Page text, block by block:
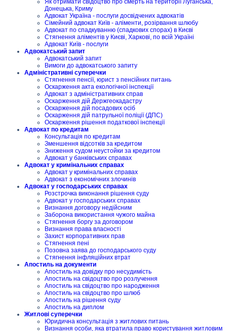
Як отримати свідоцтво про смерть на території Луганська,
Донецька, Криму
Адвокат Україна - послуги досвідчених адвокатів
Сімейний адвокат Київ - аліменти, розірвання шлюбу
Адвокат по спадкуванню (спадкових спорах) в Києві
Стягнення аліментів у Києві, Харкові, по всій Україні
Адвокат Київ - послуги
Адвокатський запит
Адвокатський запит
Вимоги до адвокатського запиту
Адміністративні суперечки
Стягнення пенсії, юрист з пенсійних питань
Оскарження акта екологічної інспекції
Адвокат з адміністративних справ
Оскарження дій Держгеокадастру
Оскарження дій посадових осіб
Оскарження дій патрульної поліції (ДПС)
Оскарження рішення податкової інспекції
Адвокат по кредитам
Консультація по кредитам
Зменшення відсотків за кредитом
Зниження судом неустойки за кредитом
Адвокат у банківських справах
Адвокат у кримінальних справах
Адвокат у кримінальних справах
Адвокат з економічних злочинів
Адвокат у господарських справах
Розстрочка виконання рішення суду
Адвокат у господарських справах
Визнання договору недійсним
Заборона використання чужого майна
Стягнення боргу за договором
Визнання права власності
Захист корпоративних прав
Стягнення пені
Позовна заява до господарського суду
Стягнення інфляційних втрат
Апостиль на документи
Апостиль на довідку про несудимість
Апостиль на свідоцтво про розлучення
Апостиль на свідоцтво про народження
Апостиль на свідоцтво про шлюб
Апостиль на рішення суду
Апостиль на диплом
Житлові суперечки
Юридична консультація з житлових питань
Визнання особи, яка втратила право користування житловим